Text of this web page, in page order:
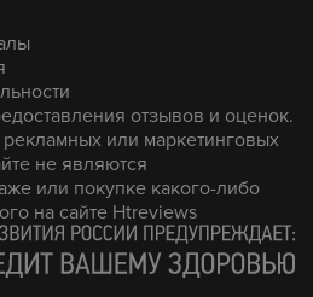
отзывов и оценок.
или маркетинговых
не являются
или покупке какого-либо
на сайте Htreviews